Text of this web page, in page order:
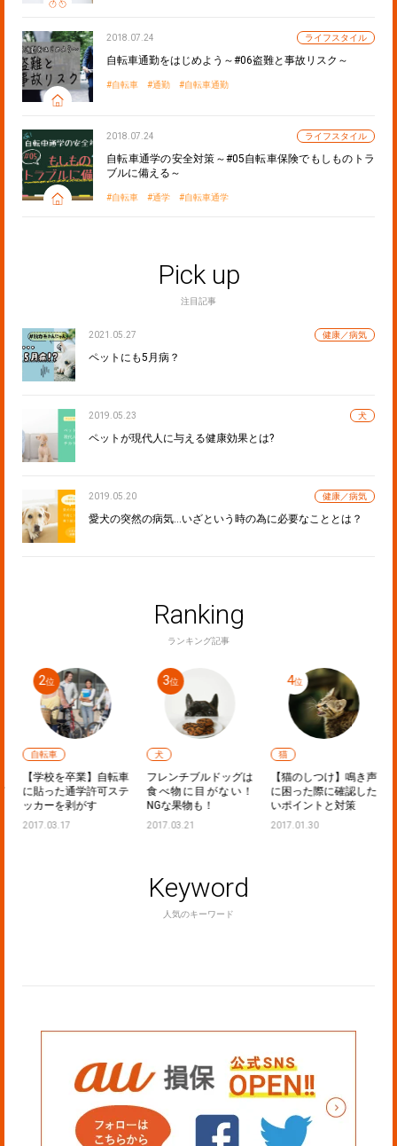
2018.07.24 ライフスタイル
自転車通勤をはじめよう～#06盗難と事故リスク～
自転車 通勤 自転車通勤
2018.07.24 ライフスタイル
自転車通学の安全対策～#05自転車保険でもしものトラ
ブルに備える～
自転車 通学 自転車通学
Pick up
注目記事
2021.05.27 健康／病気
ペットにも5月病？
2019.05.23 犬
ペットが現代人に与える健康効果とは?
2019.05.20 健康／病気
愛犬の突然の病気…いざという時の為に必要なこととは？
Ranking
ランキング記事
自転車
【学校を卒業】自転車
に貼った通学許可ステ
ッカーを剥がす
2017.03.17
犬
フレンチブルドッグは
食べ物に目がない！
NGな果物も！
2017.03.21
猫
【猫のしつけ】鳴き声
に困った際に確認した
いポイントと対策
2017.01.30
Keyword
人気のキーワード